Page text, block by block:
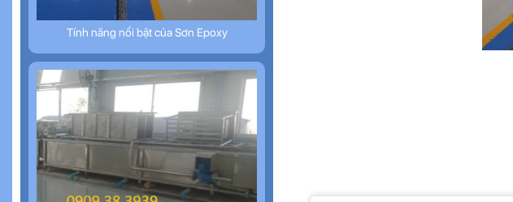
Tính năng nổi bật của Sơn Epoxy